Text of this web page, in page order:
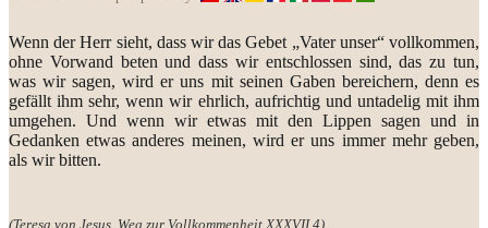
Wenn der Herr sieht, dass wir das Gebet „Vater unser“ vollkommen,
ohne Vorwand beten und dass wir entschlossen sind, das zu tun,
was wir sagen, wird er uns mit seinen Gaben bereichern, denn es
gefällt ihm sehr, wenn wir ehrlich, aufrichtig und untadelig mit ihm
umgehen. Und wenn wir etwas mit den Lippen sagen und in
Gedanken etwas anderes meinen, wird er uns immer mehr geben,
als wir bitten.
(Teresa von Jesus, Weg zur Vollkommenheit XXXVII,4)